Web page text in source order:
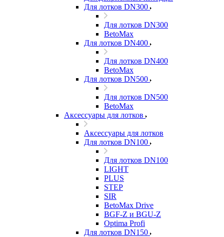
Для лотков DN300
Для лотков DN300
BetoMax
Для лотков DN400
Для лотков DN400
BetoMax
Для лотков DN500
Для лотков DN500
BetoMax
Аксессуары для лотков
Аксессуары для лотков
Для лотков DN100
Для лотков DN100
LIGHT
PLUS
STEP
SIR
BetoMax Drive
BGF-Z и BGU-Z
Optima Profi
Для лотков DN150